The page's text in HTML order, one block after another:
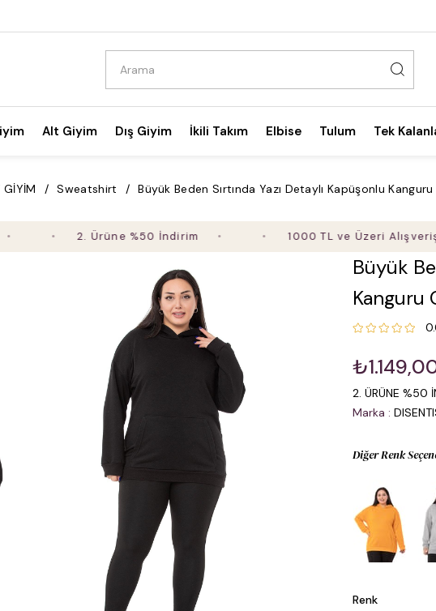
Alt Giyim Dış Giyim İkili Takım Elbise Tulum Tek
GİYİM Sweatshirt Büyük Beden Sırtında Yazı Detaylı Kapüşonlu
2. Ürüne %50 İndirim 1000 TL ve Üzeri Alışverişte
Büyük
Kanguru
2. ÜRÜNE %50
Marka :
Diğer Renk
Renk